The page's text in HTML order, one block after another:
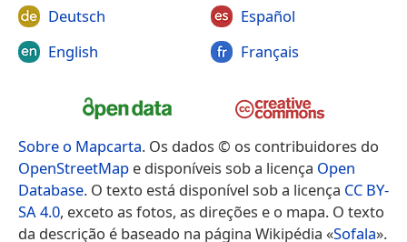
Deutsch
English
Español
Français
Sobre o Mapcarta. Os dados © os contribuidores do
OpenStreetMap e disponíveis sob a licença Open
Database. O texto está disponível sob a licença CC BY-
SA 4.0, exceto as fotos, as direções e o mapa. O texto
da descrição é baseado na página Wikipédia «Sofala».